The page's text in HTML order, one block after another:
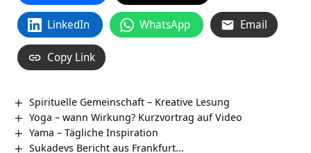
LinkedIn WhatsApp Email
Copy Link
Spirituelle Gemeinschaft – Kreative Lesung
Yoga – wann Wirkung? Kurzvortrag auf Video
Yama – Tägliche Inspiration
Sukadevs Bericht aus Frankfurt…